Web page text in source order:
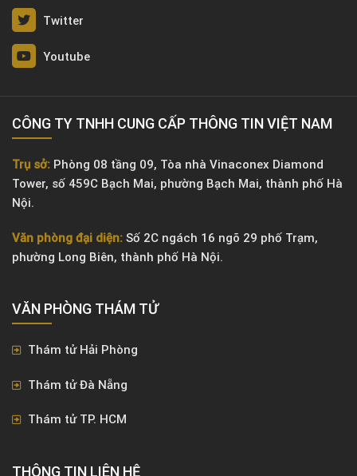
Twitter
Youtube
CÔNG TY TNHH CUNG CẤP THÔNG TIN VIỆT NAM
Trụ sở: Phòng 08 tầng 09, Tòa nhà Vinaconex Diamond
Tower, số 459C Bạch Mai, phường Bạch Mai, thành phố Hà
Nội.
Văn phòng đại diện: Số 2C ngách 16 ngõ 29 phố Trạm,
phường Long Biên, thành phố Hà Nội.
VĂN PHÒNG ​THÁM TỬ
Thám tử Hải Phòng
Thám tử Đà Nẵng
Thám tử TP. HCM
THÔNG TIN LIÊN HỆ